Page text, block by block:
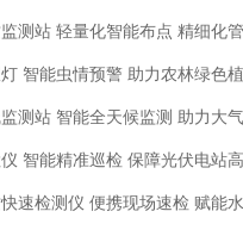
测站 轻量化智能布点 精细化
智能虫情预警 助力农林绿色
测站 智能全天候监测 助力大
智能精准巡检 保障光伏电站
速检测仪 便携现场速检 赋能